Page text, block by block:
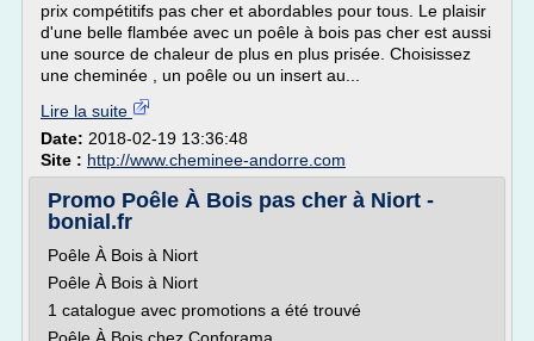
prix compétitifs pas cher et abordables pour tous. Le plaisir
d'une belle flambée avec un poêle à bois pas cher est aussi
une source de chaleur de plus en plus prisée. Choisissez
une cheminée , un poêle ou un insert au...
Lire la suite
Date: 2018-02-19 13:36:48
Site : http://www.cheminee-andorre.com
Promo Poêle À Bois pas cher à Niort -
bonial.fr
Poêle À Bois à Niort
Poêle À Bois à Niort
1 catalogue avec promotions a été trouvé